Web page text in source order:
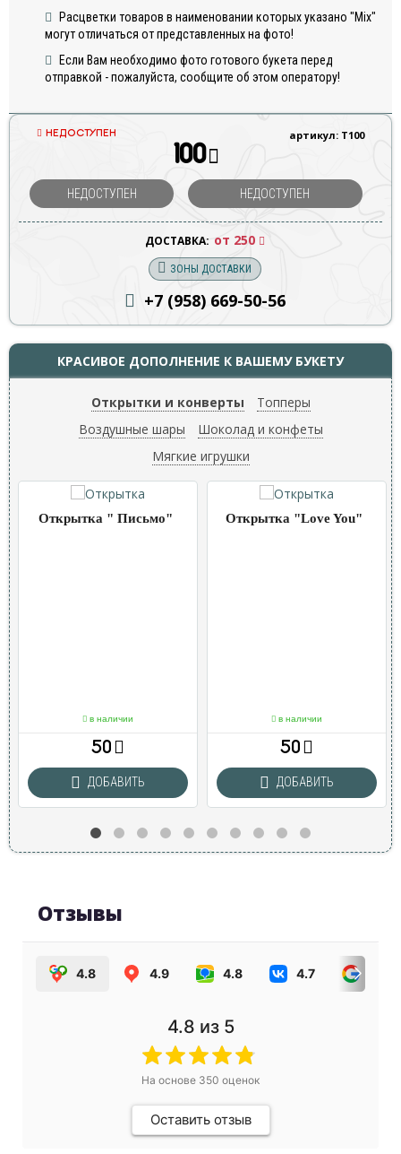
Расцветки товаров в наименовании которых указано "Mix"
могут отличаться от представленных на фото!
Если Вам необходимо фото готового букета перед
отправкой - пожалуйста, сообщите об этом оператору!
артикул: Т100
НЕДОСТУПЕН
100
НЕДОСТУПЕН НЕДОСТУПЕН
ДОСТАВКА: от 250
ЗОНЫ ДОСТАВКИ
+7 (958) 669-50-56
КРАСИВОЕ ДОПОЛНЕНИЕ К ВАШЕМУ БУКЕТУ
Открытки и конверты
Топперы
Воздушные шары
Шоколад и конфеты
Мягкие игрушки
Открытка " Письмо"
в наличии
50
ДОБАВИТЬ
Открытка "Love You"
в наличии
50
ДОБАВИТЬ
Отзывы
4.8 4.9 4.8 4.7
4.8 из 5
На основе 350 оценок
Оставить отзыв